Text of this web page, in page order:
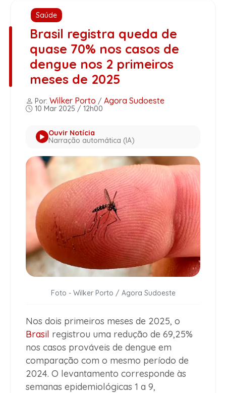
Saúde
Brasil registra queda de
quase 70% nos casos de
dengue nos 2 primeiros
meses de 2025
Por: Wilker Porto / Agora Sudoeste
10 Mar 2025 / 12h00
Ouvir Notícia
Narração automática (IA)
Foto - Wilker Porto / Agora Sudoeste
Nos dois primeiros meses de 2025, o
Brasil registrou uma redução de 69,25%
nos casos prováveis de dengue em
comparação com o mesmo período de
2024. O levantamento corresponde às
semanas epidemiológicas 1 a 9,